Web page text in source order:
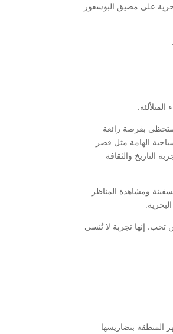
على مضيق البوسفور
بفرصة رائعة
الهامة مثل قصر
التاريخ والثقافة
ومشاهدة المناظر
تحب. إنها تجربة لا تُنسى
المنطقة بتضاريسها